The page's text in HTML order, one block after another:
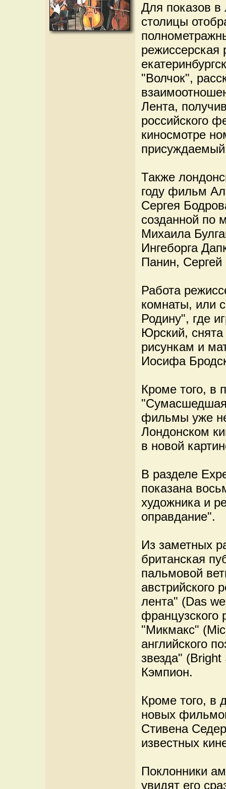
Для показов в
столицы
режиссерская
"Волчок",
Лента,
российского
киносмотре
Также
году фильм
Сергея
созданной по
Михаила
Ингеборга
Панин,
Работа
комнаты, или
Родину", где
Юрский,
рисункам и
Иосифа
Кроме того, в
фильмы уже
Лондонском
в новой
В разделе
показана
художника и
оправдание".
Из заметных
британская
пальмовой
австрийского
лента" (Das
"Микмакс"
английского
звезда"
Кэмпион.
Кроме того, в
новых
Стивена
известных
Поклонники
увидят его